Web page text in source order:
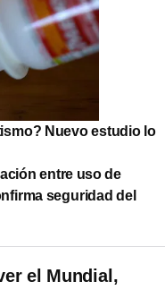
Nuevo estudio lo
entre uso de
seguridad del
el Mundial,